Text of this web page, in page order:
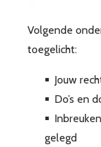
Volgende
toegelicht:
Jouw
Do’s en
gelegd